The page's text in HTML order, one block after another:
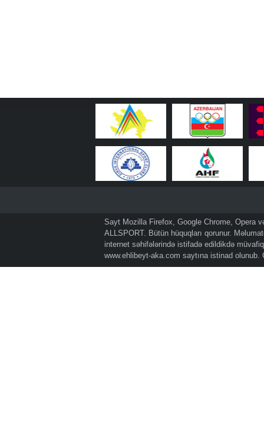
Sayt Mozilla Firefox, Google Chrome, Opera
ALLSPORT. Bütün hüquqları qorunur.
internet səhifələrində istifadə edildikdə
www.ehlibeyt-aka.com saytına istinad olunub.